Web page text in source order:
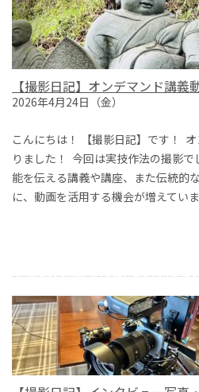
【撮影日記】オンデマンド講義
2026年4月24日（金）
こんにちは！ 【撮影日記】です！
りました！ 今回は実技作法の撮影
能を伝える講義や講座、また伝統的
に、動画を活用する機会が増えてい